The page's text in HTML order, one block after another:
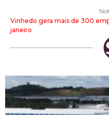
Vinhedo gera mais de 300
janeiro